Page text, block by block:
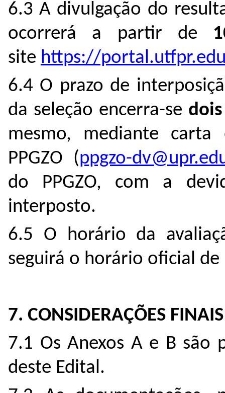
6.3 A divulgação do
ocorrerá a partir de
site https://
6.4 O prazo de
da seleção encerra-se
mesmo, mediante
PPGZO (ppgzo-
do PPGZO, com a
interposto.
6.5 O horário da
seguirá o horário oficial de
7. CONSIDERAÇÕES FINAIS
7.1 Os Anexos A e B são
deste Edital.